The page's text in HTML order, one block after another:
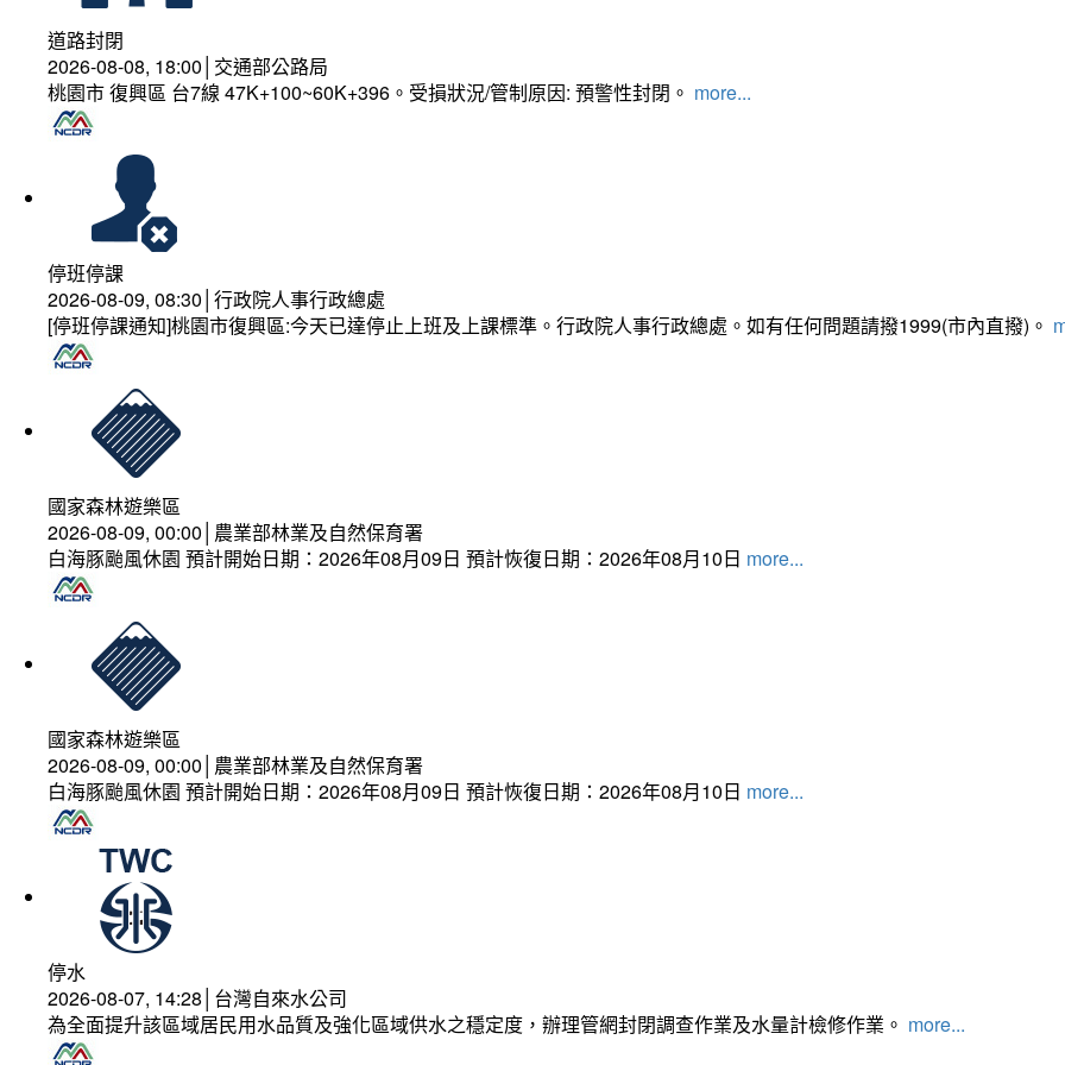
道路封閉
2026-08-08, 18:00│交通部公路局
桃園市 復興區 台7線 47K+100~60K+396。受損狀況/管制原因: 預警性封閉。 more...
停班停課
2026-08-09, 08:30│行政院人事行政總處
[停班停課通知]桃園市復興區:今天已達停止上班及上課標準。行政院人事行政總處。如有任何問題請撥1999(市內直撥)。
國家森林遊樂區
2026-08-09, 00:00│農業部林業及自然保育署
白海豚颱風休園 預計開始日期：2026年08月09日 預計恢復日期：2026年08月10日 more...
國家森林遊樂區
2026-08-09, 00:00│農業部林業及自然保育署
白海豚颱風休園 預計開始日期：2026年08月09日 預計恢復日期：2026年08月10日 more...
停水
2026-08-07, 14:28│台灣自來水公司
為全面提升該區域居民用水品質及強化區域供水之穩定度，辦理管網封閉調查作業及水量計檢修作業。 more...